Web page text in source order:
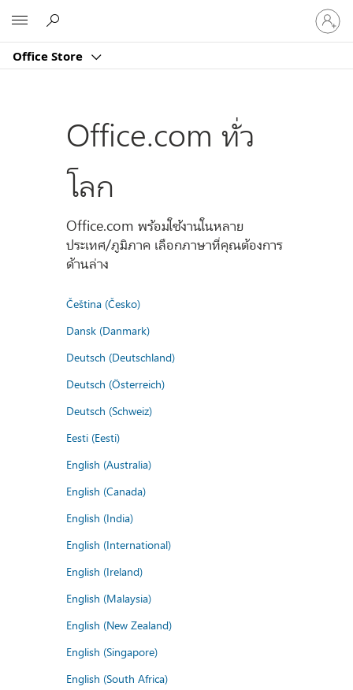
Office Store
ลงชื่อ
เข้า
บัญชี
Office.com ทั่ว
โลก
Office.com พร้อมใช้งานในหลาย
ประเทศ/ภูมิภาค เลือกภาษาที่คุณต้องการ
ด้านล่าง
Čeština (Česko)
Dansk (Danmark)
Deutsch (Deutschland)
Deutsch (Österreich)
Deutsch (Schweiz)
Eesti (Eesti)
English (Australia)
English (Canada)
English (India)
English (International)
English (Ireland)
English (Malaysia)
English (New Zealand)
English (Singapore)
English (South Africa)